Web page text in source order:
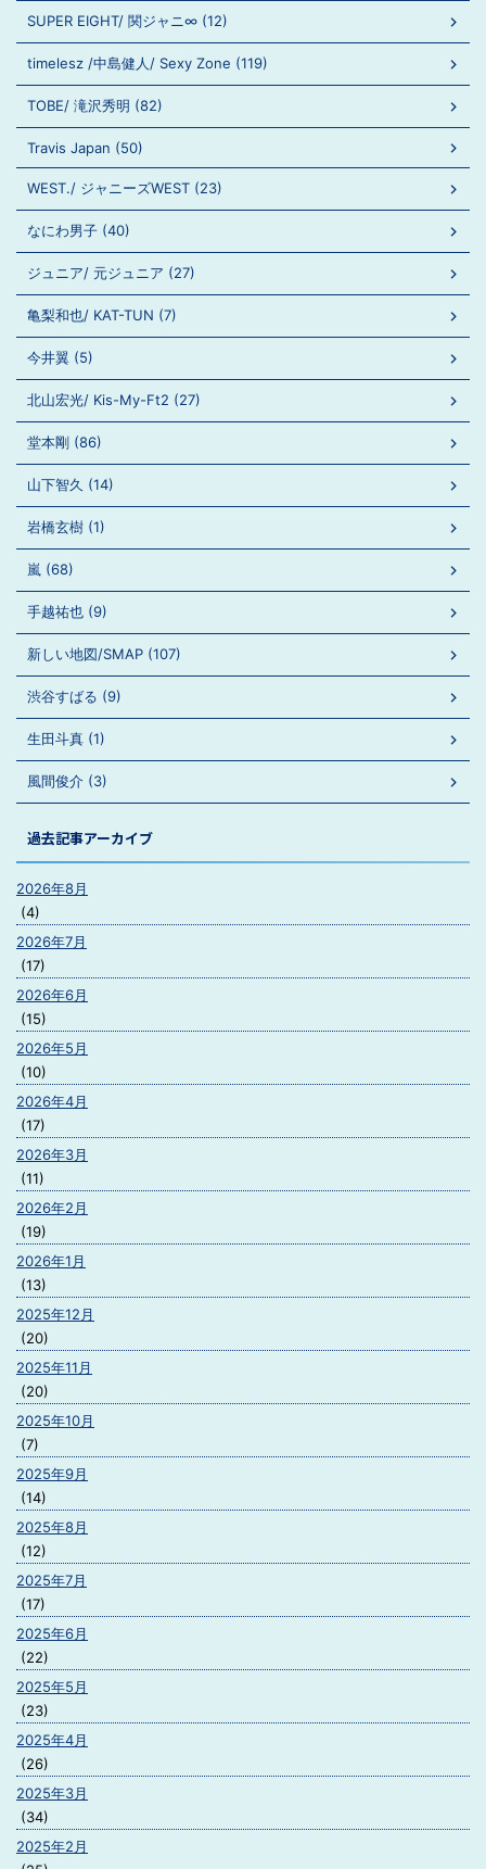
SUPER EIGHT/ 関ジャニ∞ (12)
timelesz /中島健人/ Sexy Zone (119)
TOBE/ 滝沢秀明 (82)
Travis Japan (50)
WEST./ ジャニーズWEST (23)
なにわ男子 (40)
ジュニア/ 元ジュニア (27)
亀梨和也/ KAT-TUN (7)
今井翼 (5)
北山宏光/ Kis-My-Ft2 (27)
堂本剛 (86)
山下智久 (14)
岩橋玄樹 (1)
嵐 (68)
手越祐也 (9)
新しい地図/SMAP (107)
渋谷すばる (9)
生田斗真 (1)
風間俊介 (3)
過去記事アーカイブ
2026年8月
(4)
2026年7月
(17)
2026年6月
(15)
2026年5月
(10)
2026年4月
(17)
2026年3月
(11)
2026年2月
(19)
2026年1月
(13)
2025年12月
(20)
2025年11月
(20)
2025年10月
(7)
2025年9月
(14)
2025年8月
(12)
2025年7月
(17)
2025年6月
(22)
2025年5月
(23)
2025年4月
(26)
2025年3月
(34)
2025年2月